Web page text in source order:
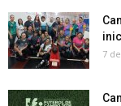
7